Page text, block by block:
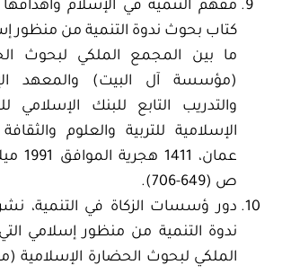
مفهم التنمية في الإسلام
كتاب بحوث ندوة التنمية من منظور
ما بين المجمع الملكي لبحوث
(مؤسسة آل البيت) والمعهد
والتدريب التابع للبنك الإسلامي
الإسلامية للتربية والعلوم
عمان،
ص (649-706).
دور ؤسسات الزكاة في التنمية،
ندوة التنمية من منظور إسلامي
الملكي لبحوث الحضارة الإسلامية